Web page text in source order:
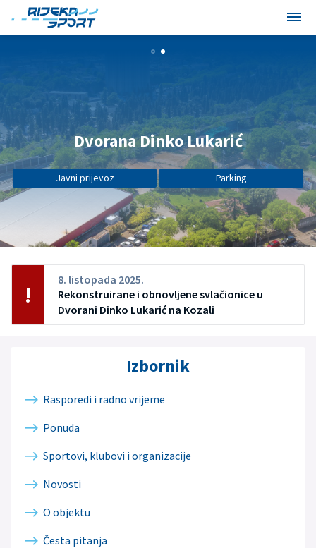
Dvorana Dinko Lukarić
Javni prijevoz Parking
8. listopada 2025.
Rekonstruirane i obnovljene svlačionice u
Dvorani Dinko Lukarić na Kozali
Izbornik
Rasporedi i radno vrijeme
Ponuda
Sportovi, klubovi i organizacije
Novosti
O objektu
Česta pitanja